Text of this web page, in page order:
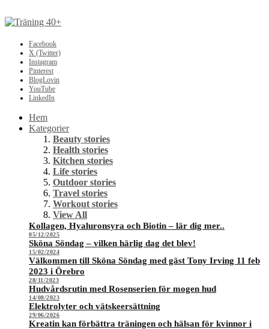
Facebook
X (Twitter)
Instagram
Pinterest
BlogLovin
YouTube
LinkedIn
Hem
Kategorier
Beauty stories
Health stories
Kitchen stories
Life stories
Outdoor stories
Travel stories
Workout stories
View All
Kollagen, Hyaluronsyra och Biotin – lär dig mer..
05/12/2025
Sköna Söndag – vilken härlig dag det blev!
15/02/2024
Välkommen till Sköna Söndag med gäst Tony Irving 11 feb
2023 i Örebro
28/11/2023
Hudvårdsrutin med Rosenserien för mogen hud
14/08/2023
Elektrolyter och vätskeersättning
29/06/2026
Kreatin kan förbättra träningen och hälsan för kvinnor i